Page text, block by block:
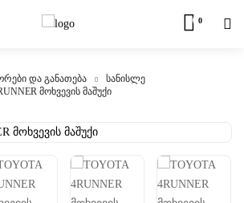
0
და განათება
სანისლე
მოხვევის მაშუქი